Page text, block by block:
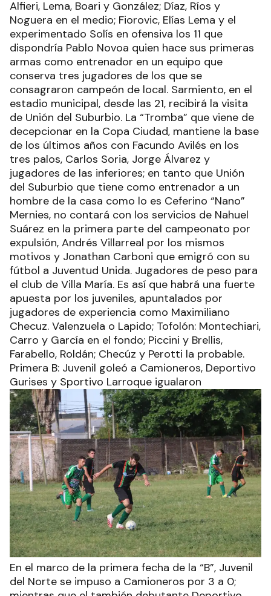
Alfieri, Lema, Boari y González; Díaz, Ríos y
Noguera en el medio; Fiorovic, Elías Lema y el
experimentado Solís en ofensiva los 11 que
dispondría Pablo Novoa quien hace sus primeras
armas como entrenador en un equipo que
conserva tres jugadores de los que se
consagraron campeón de local. Sarmiento, en el
estadio municipal, desde las 21, recibirá la visita
de Unión del Suburbio. La “Tromba” que viene de
decepcionar en la Copa Ciudad, mantiene la base
de los últimos años con Facundo Avilés en los
tres palos, Carlos Soria, Jorge Álvarez y
jugadores de las inferiores; en tanto que Unión
del Suburbio que tiene como entrenador a un
hombre de la casa como lo es Ceferino “Nano”
Mernies, no contará con los servicios de Nahuel
Suárez en la primera parte del campeonato por
expulsión, Andrés Villarreal por los mismos
motivos y Jonathan Carboni que emigró con su
fútbol a Juventud Unida. Jugadores de peso para
el club de Villa María. Es así que habrá una fuerte
apuesta por los juveniles, apuntalados por
jugadores de experiencia como Maximiliano
Checuz. Valenzuela o Lapido; Tofolón: Montechiari,
Carro y García en el fondo; Piccini y Brellis,
Farabello, Roldán; Checúz y Perotti la probable.
Primera B: Juvenil goleó a Camioneros, Deportivo
Gurises y Sportivo Larroque igualaron
En el marco de la primera fecha de la “B”, Juvenil
del Norte se impuso a Camioneros por 3 a 0;